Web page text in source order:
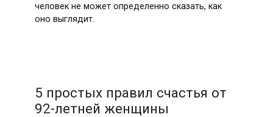
человек не может определенно сказать, как
оно выглядит.
5 простых правил счастья от
92-летней женщины